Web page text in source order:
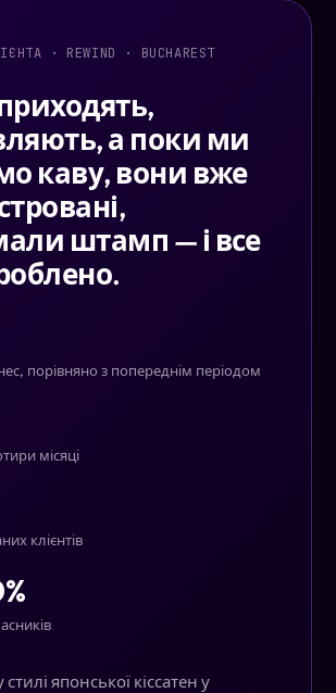
· REWIND · BUCHAREST
а поки ми
каву, вони вже
штамп — і все
порівняно з попереднім періодом
місяці
клієнтів
японської кіссатен у